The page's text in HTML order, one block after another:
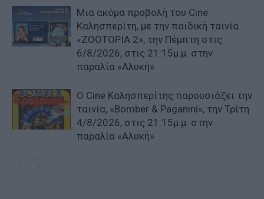
Μια ακόμα προβολή του Cine
Καλησπερίτη, με την παιδική ταινία
«ZOOTOPIA 2», την Πέμπτη στις
6/8/2026, στις 21:15μ.μ. στην
παραλία «Αλυκή»
Ο Cine Καλησπερίτης παρουσιάζει την
ταινία, «Bomber & Paganini», την Τρίτη
4/8/2026, στις 21:15μ.μ. στην
παραλία «Αλυκή»